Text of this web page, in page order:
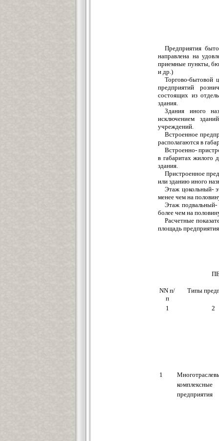
Предприятия
направлена на
приемные пункты,
и др.)
Торгово-бытовой
предприятий
состоящих из
здания.
Здания иного
исключением
учреждений.
Встроенное
располагаются в
Встроенно-
в габаритах жилого
здания.
Пристроенное
или зданию иного
Этаж цокольный-
менее чем на
Этаж подвальный-
более чем на
Расчетные
площадь
NN п/
п
Типы
1 2
1
комплексные
предприятия